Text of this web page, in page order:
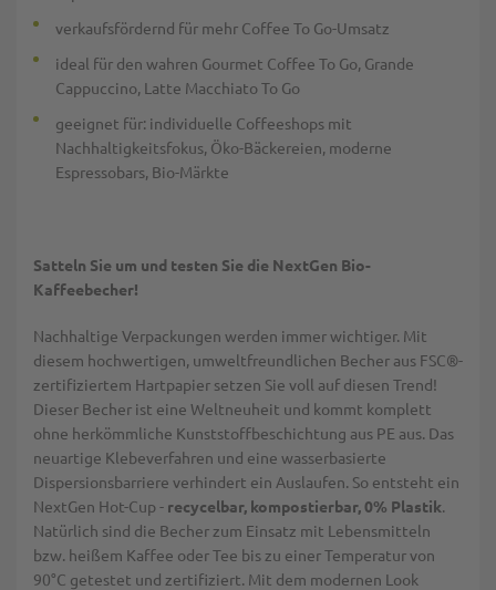
verkaufsfördernd für mehr Coffee To Go-Umsatz
ideal für den wahren Gourmet Coffee To Go, Grande
Cappuccino, Latte Macchiato To Go
geeignet für: individuelle Coffeeshops mit
Nachhaltigkeitsfokus, Öko-Bäckereien, moderne
Espressobars, Bio-Märkte
Satteln Sie um und testen Sie die NextGen Bio-
Kaffeebecher!
Nachhaltige Verpackungen werden immer wichtiger. Mit
diesem hochwertigen, umweltfreundlichen Becher aus FSC®-
zertifiziertem Hartpapier setzen Sie voll auf diesen Trend!
Dieser Becher ist eine Weltneuheit und kommt komplett
ohne herkömmliche Kunststoffbeschichtung aus PE aus. Das
neuartige Klebeverfahren und eine wasserbasierte
Dispersionsbarriere verhindert ein Auslaufen. So entsteht ein
NextGen Hot-Cup - recycelbar, kompostierbar, 0% Plastik.
Natürlich sind die Becher zum Einsatz mit Lebensmitteln
bzw. heißem Kaffee oder Tee bis zu einer Temperatur von
90°C getestet und zertifiziert. Mit dem modernen Look